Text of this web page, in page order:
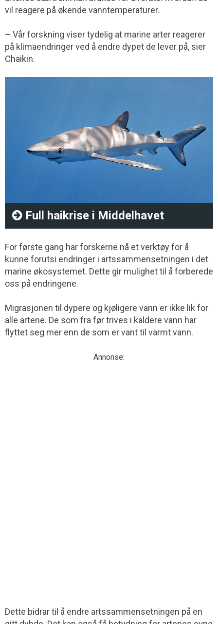
vil reagere på økende vanntemperaturer.
– Vår forskning viser tydelig at marine arter reagerer
på klimaendringer ved å endre dypet de lever på, sier
Chaikin.
Full haikrise i Middelhavet
For første gang har forskerne nå et verktøy for å
kunne forutsi endringer i artssammensetningen i det
marine økosystemet. Dette gir mulighet til å forberede
oss på endringene.
Migrasjonen til dypere og kjøligere vann er ikke lik for
alle artene. De som fra før trives i kaldere vann har
flyttet seg mer enn de som er vant til varmt vann.
Annonse:
Dette bidrar til å endre artssammensetningen på en